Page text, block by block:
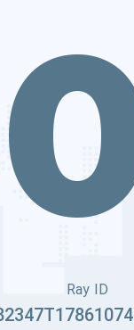
Ray ID